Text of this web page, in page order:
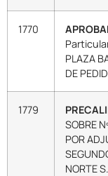
1770
PLAZA
DE
1779
SOBRE
POR
NORTE